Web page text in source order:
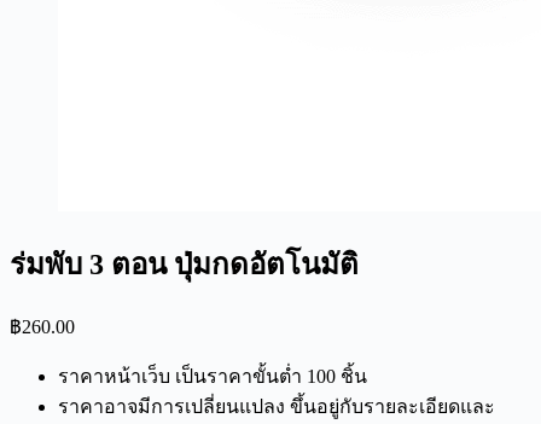
ร่มพับ 3 ตอน ปุ่มกดอัตโนมัติ
฿260.00
ราคาหน้าเว็บ เป็นราคาขั้นต่ำ 100 ชิ้น
ราคาอาจมีการเปลี่ยนแปลง ขึ้นอยู่กับรายละเอียดและ